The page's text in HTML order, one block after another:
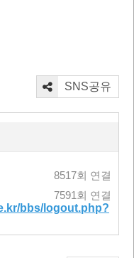
SNS공유
8517회 연결
bbs/logout.php?
7591회 연결